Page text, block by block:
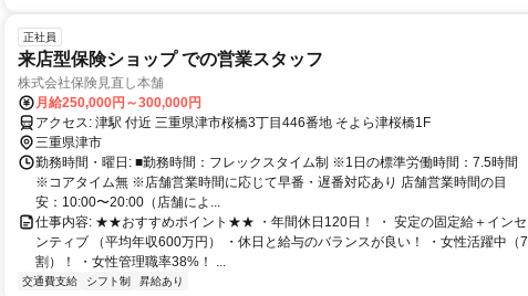
正社員
来店型保険ショップ での営業スタッフ
株式会社保険見直し本舗
月給250,000円～300,000円
アクセス: 津駅 付近 三重県津市桜橋3丁目446番地 そよら津桜橋1F
三重県津市
勤務時間・曜日: ■勤務時間：フレックスタイム制 ※1日の標準労働時間：7.5時間
※コアタイム無 ※店舗営業時間に応じて早番・遅番対応あり 店舗営業時間の目
安：10:00〜20:00（店舗によ...
仕事内容: ★★おすすめポイント★★ ・年間休日120日！ ・ 安定の固定給＋インセ
ンティブ （平均年収600万円） ・休日と給与のバランスが良い！ ・女性活躍中（7
割）！ ・女性管理職率38%！ ...
交通費支給 シフト制 昇給あり